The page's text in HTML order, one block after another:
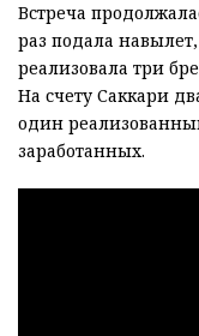
Встреча
раз подала
реализовала три
На счету Саккари
один
заработанных.